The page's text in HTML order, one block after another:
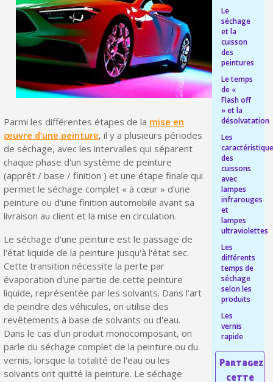
Paiement en 4x sans frais dès 30€ d'achats
Votre devis en ligne en moins d'1 minute
Partagez vos créations et obtenez des bons d'achat
Gagnez des points de fidélité à chaque commande
Livraison sous 24 h en France Métropolitaine
Retour produits sous 14 jours
Réduction de 5€ sur la première commande
10€ de bon d'achat pour chaque parrainage
Inscription à la newsletter : 5€ de réduction
Livraison sous 24 h en France Métropolitaine
Livraison offerte en France métropolitaine pour 250€ d'achats
Paiement en 4x sans frais dès 30€ d'achats
Votre devis en ligne en moins d'1 minute
Partagez vos créations et obtenez des bons d'achat
Gagnez des points de fidélité à chaque commande
Livraison sous 24 h en France Métropolitaine
Retour produits sous 14 jours
Parmi les différentes étapes de la mise en
œuvre d’une peinture, il y a plusieurs périodes
de séchage, avec les intervalles qui séparent
chaque phase d'un système de peinture
(apprêt / base / finition ) et une étape finale qui
permet le séchage complet « à cœur » d'une
peinture ou d'une finition automobile avant sa
livraison au client et la mise en circulation.
Le séchage d'une peinture est le passage de
l'état liquide de la peinture jusqu'à l'état sec.
Cette transition nécessite la perte par
évaporation d'une partie de cette peinture
liquide, représentée par les solvants. Dans l'art
de peindre des véhicules, on utilise des
revêtements à base de solvants ou d'eau.
Dans le cas d'un produit monocomposant, on
parle du séchage complet de la peinture ou du
vernis, lorsque la totalité de l'eau ou les
solvants ont quitté la peinture. Le séchage
Le
séchage
et la
cuisson
des
peintures
Le temps
de «
Flash off
» et la
désolvatation
Les
des
cuissons
avec
lampes
infrarouges
et
lampes
ultraviolettes
Les
différents
temps de
séchage
selon les
produits
Les
vernis
rapide